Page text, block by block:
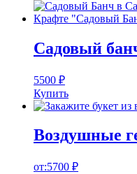
Садовый
5500 ₽
Купить
Воздушные
от:5700 ₽